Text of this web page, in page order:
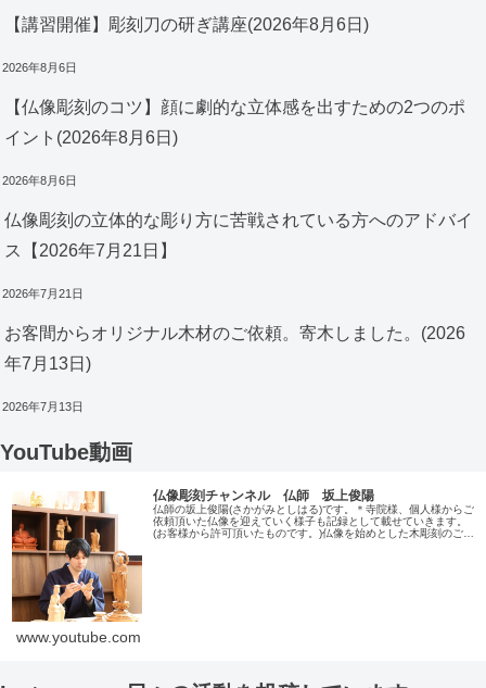
【講習開催】彫刻刀の研ぎ講座(2026年8月6日)
2026年8月6日
【仏像彫刻のコツ】顔に劇的な立体感を出すための2つのポ
イント(2026年8月6日)
2026年8月6日
仏像彫刻の立体的な彫り方に苦戦されている方へのアドバイ
ス【2026年7月21日】
2026年7月21日
お客間からオリジナル木材のご依頼。寄木しました。(2026
年7月13日)
2026年7月13日
YouTube動画
仏像彫刻チャンネル 仏師 坂上俊陽
仏師の坂上俊陽(さかがみとしはる)です。＊寺院様、個人様からご
依頼頂いた仏像を迎えていく様子も記録として載せていきます。
(お客様から許可頂いたものです。)仏像を始めとした木彫刻のご依
www.youtube.com